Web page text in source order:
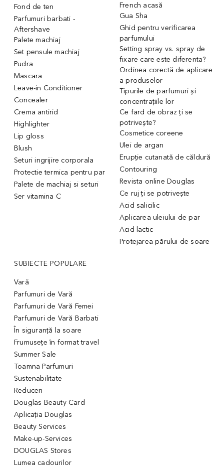
Fond de ten
Parfumuri barbati -
Aftershave
Palete machiaj
Set pensule machiaj
Pudra
Mascara
Leave-in Conditioner
Concealer
Crema antirid
Highlighter
Lip gloss
Blush
Seturi ingrijire corporala
Protectie termica pentru par
Palete de machiaj si seturi
Ser vitamina C
French acasă
Gua Sha
Ghid pentru verificarea
parfumului
Setting spray vs. spray de
fixare care este diferenta?
Ordinea corectă de aplicare
a produselor
Tipurile de parfumuri și
concentrațiile lor
Ce fard de obraz ți se
potrivește?
Cosmetice coreene
Ulei de argan
Erupție cutanată de căldură
Contouring
Revista online Douglas
Ce ruj ți se potrivește
Acid salicilic
Aplicarea uleiului de par
Acid lactic
Protejarea părului de soare
SUBIECTE POPULARE
Vară
Parfumuri de Vară
Parfumuri de Vară Femei
Parfumuri de Vară Barbati
În siguranță la soare
Frumusețe în format travel
Summer Sale
Toamna Parfumuri
Sustenabilitate
Reduceri
Douglas Beauty Card
Aplicația Douglas
Beauty Services
Make-up-Services
DOUGLAS Stores
Lumea cadourilor